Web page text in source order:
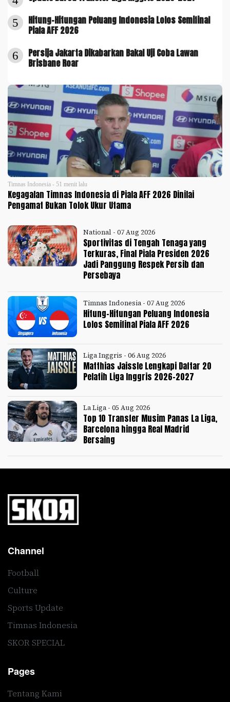
5
Hitung-Hitungan Peluang Indonesia Lolos Semifinal
Piala AFF 2026
6
Persija Jakarta Dikabarkan Bakal Uji Coba Lawan
Brisbane Roar
Timnas Indonesia - 51 menit lalu
Kegagalan Timnas Indonesia di Piala AFF 2026 Dinilai
Pengamat Bukan Tolok Ukur Utama
National - 07 Aug 2026
Sportivitas di Tengah Tenaga yang
Terkuras, Final Piala Presiden 2026
Jadi Panggung Respek Persib dan
Persebaya
Timnas Indonesia - 07 Aug 2026
Hitung-Hitungan Peluang Indonesia
Lolos Semifinal Piala AFF 2026
Liga Inggris - 06 Aug 2026
Matthias Jaissle Lengkapi Daftar 20
Pelatih Liga Inggris 2026-2027
La Liga - 05 Aug 2026
Top 10 Transfer Musim Panas La Liga,
Barcelona hingga Real Madrid
Bersaing
Channel
Football
Culture
Sports Update
Timnas Indonesia
SKOR SPECIAL
Pages
Tentang Kami